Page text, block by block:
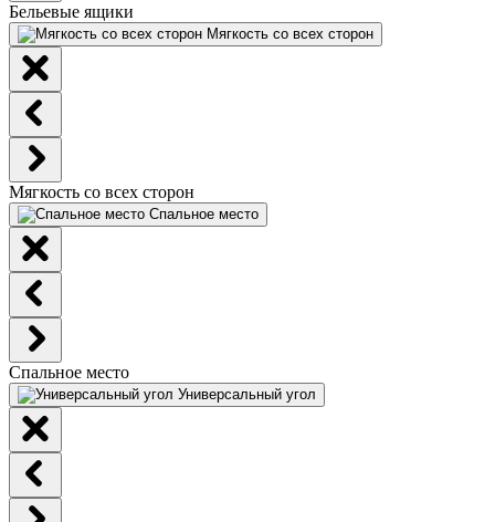
Бельевые ящики
Мягкость со всех сторон
Мягкость со всех сторон
Спальное место
Спальное место
Универсальный угол